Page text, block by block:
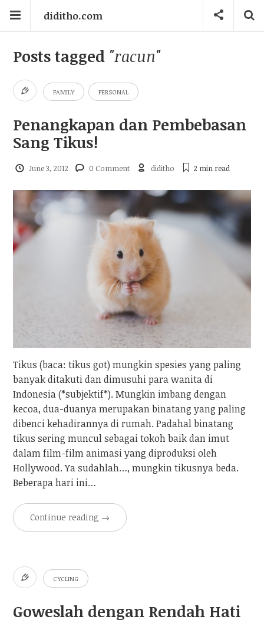
diditho.com
Posts tagged "racun"
FAMILY PERSONAL
Penangkapan dan Pembebasan
Sang Tikus!
June 3, 2012 0 Comment diditho 2 min read
Tikus (baca: tikus got) mungkin spesies yang paling
banyak ditakuti dan dimusuhi para wanita di
Indonesia (*subjektif*). Mungkin imbang dengan
kecoa, dua-duanya merupakan binatang yang paling
dibenci kehadirannya di rumah. Padahal binatang
tikus sering muncul sebagai tokoh baik dan imut
dalam film-film animasi yang diproduksi oleh
Hollywood. Ya sudahlah…, mungkin tikusnya beda.
Beberapa hari ini…
Continue reading →
CYCLING
Goweslah dengan Rendah Hati